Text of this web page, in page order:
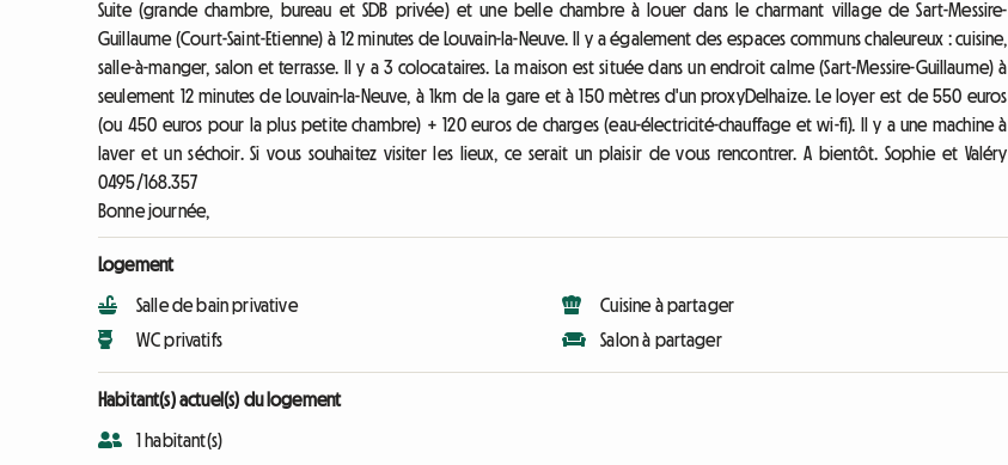
Suite (grande chambre, bureau et SDB privée) et une belle chambre à louer dans le charmant village de Sart-Messire-
Guillaume (Court-Saint-Etienne) à 12 minutes de Louvain-la-Neuve. Il y a également des espaces communs chaleureux : cuisine,
salle-à-manger, salon et terrasse. Il y a 3 colocataires. La maison est située dans un endroit calme (Sart-Messire-Guillaume) à
seulement 12 minutes de Louvain-la-Neuve, à 1km de la gare et à 150 mètres d'un proxyDelhaize. Le loyer est de 550 euros
(ou 450 euros pour la plus petite chambre) + 120 euros de charges (eau-électricité-chauffage et wi-fi). Il y a une machine à
laver et un séchoir. Si vous souhaitez visiter les lieux, ce serait un plaisir de vous rencontrer. A bientôt. Sophie et Valéry
0495/168.357
Bonne journée,
Logement
Salle de bain privative
WC privatifs
Cuisine à partager
Salon à partager
Habitant(s) actuel(s) du logement
1 habitant(s)